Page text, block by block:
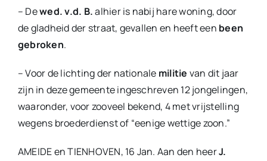
– Dewed. v.d. B.alhier is nabij hare woning, door
de gladheid der straat, gevallen en heeft een been
gebroken.
– Voor de lichting der nationale militie van dit jaar
zijn in deze gemeente ingeschreven 12 jongelingen,
waaronder, voor zooveel bekend, 4 met vrijstelling
wegens broederdienst of “eenige wettige zoon.”
AMEIDE en TIENHOVEN, 16 Jan. Aan den heerJ.